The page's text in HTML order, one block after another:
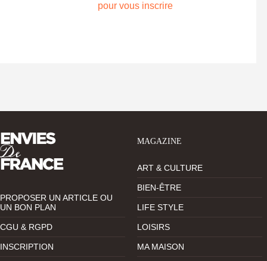
pour vous inscrire
PROPOSER UN ARTICLE OU
UN BON PLAN
CGU & RGPD
INSCRIPTION
MAGAZINE
ART & CULTURE
BIEN-ÊTRE
LIFE STYLE
LOISIRS
MA MAISON